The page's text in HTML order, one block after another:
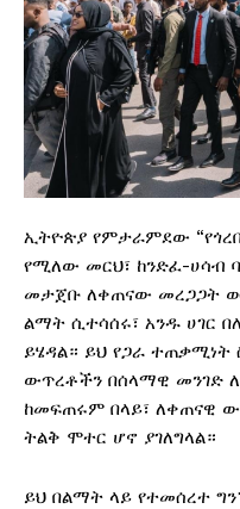
ኢትዮጵያ የምታራምደው
የሚለው መርህ፣ ከንድፈ-ሀሳብ
መታጀቡ ለቀጠናው መረጋጋት
ልማት ሲተሳሰሩ፣ አንዱ ሀገር
ይሄዳል። ይህ የጋራ
ውጥረቶችን በሰላማዊ መንገድ
ከመፍጠሩም በላይ፣ ለቀጠናዊ
ትልቅ ሞተር ሆኖ ያገለግላል።
ይህ በልማት ላይ የተመሰረተ